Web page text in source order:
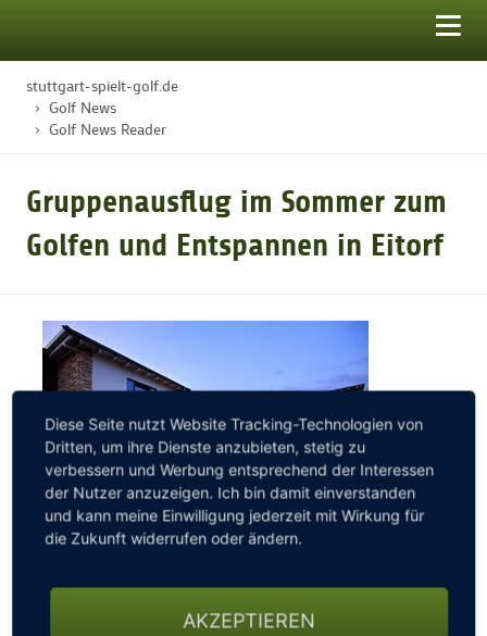
STARTSEITE
GOLFTURNIERE
GOLFEINSTEIGER
GOLFHOTELS
stuttgart-spielt-golf.de
Golf News
Golf News Reader
Gruppenausflug im Sommer zum
Golfen und Entspannen in Eitorf
Gruppenausflug? Ob privater Ausflug mit Freunden,
das gemeinsame Mannschaftstraining oder der
Diese Seite nutzt Website Tracking-Technologien von
Dritten, um ihre Dienste anzubieten, stetig zu
verbessern und Werbung entsprechend der Interessen
der Nutzer anzuzeigen. Ich bin damit einverstanden
und kann meine Einwilligung jederzeit mit Wirkung für
die Zukunft widerrufen oder ändern.
AKZEPTIEREN